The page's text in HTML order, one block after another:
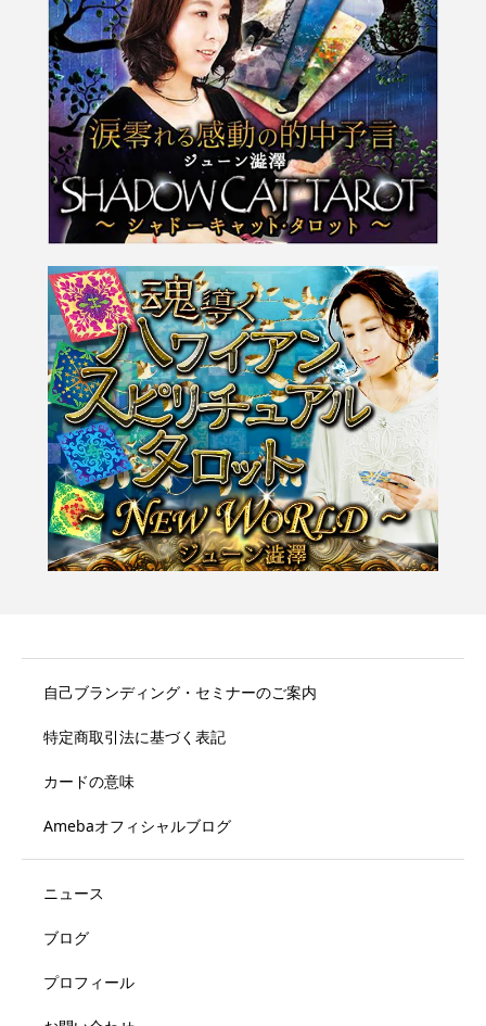
自己ブランディング・セミナーのご案内
特定商取引法に基づく表記
カードの意味
Amebaオフィシャルブログ
ニュース
ブログ
プロフィール